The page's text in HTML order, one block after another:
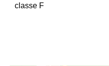
classe F